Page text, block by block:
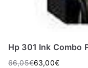
Hp 301 Ink Combo
66,05€63,00€